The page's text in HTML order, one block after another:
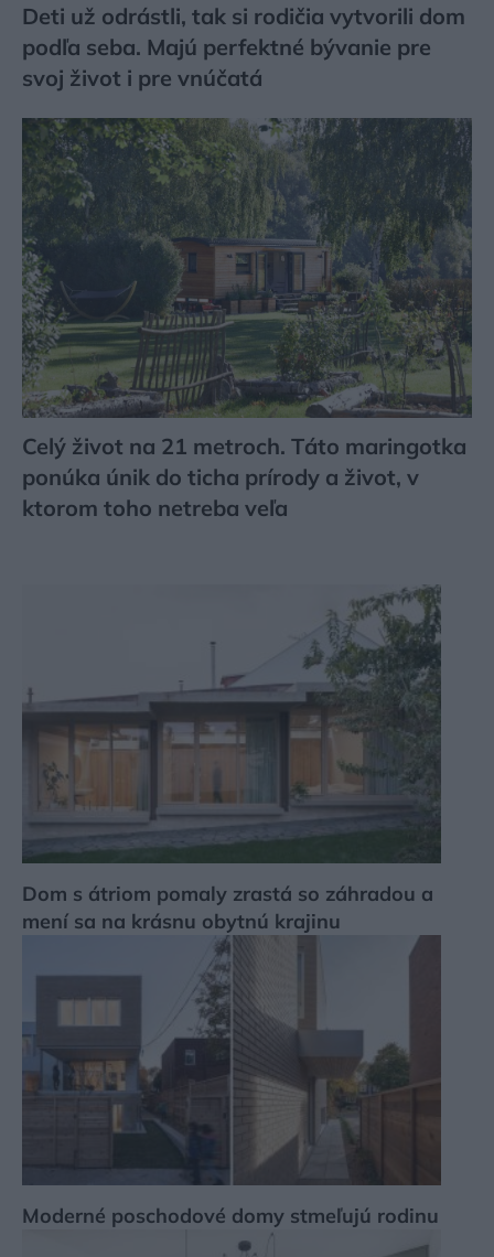
Deti už odrástli, tak si rodičia vytvorili dom
podľa seba. Majú perfektné bývanie pre
svoj život i pre vnúčatá
Celý život na 21 metroch. Táto maringotka
ponúka únik do ticha prírody a život, v
ktorom toho netreba veľa
Dom s átriom pomaly zrastá so záhradou a
mení sa na krásnu obytnú krajinu
Moderné poschodové domy stmeľujú rodinu